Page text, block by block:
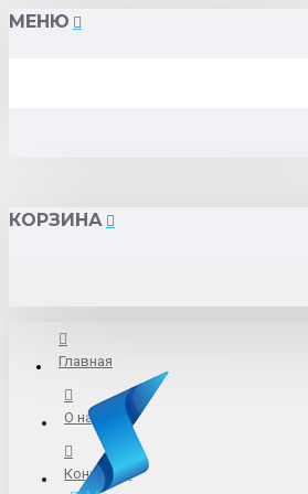
МЕНЮ
КОРЗИНА
Главная
О нас
Контакты